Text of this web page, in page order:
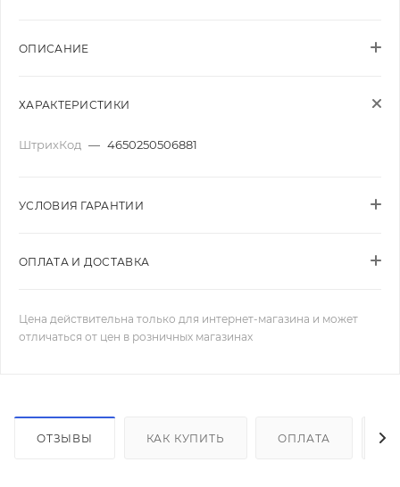
ОПИСАНИЕ
ХАРАКТЕРИСТИКИ
ШтрихКод — 4650250506881
УСЛОВИЯ ГАРАНТИИ
ОПЛАТА И ДОСТАВКА
Цена действительна только для интернет-магазина и может
отличаться от цен в розничных магазинах
ОТЗЫВЫ КАК КУПИТЬ ОПЛАТА